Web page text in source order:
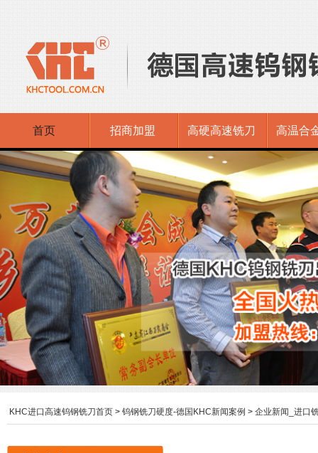
首页 招商加盟 高硬高速铣刀 高温合
KHC进口高速钨钢铣刀首页 > 钨钢铣刀硬度-德国KHC新闻案例 > 企业新闻_进口